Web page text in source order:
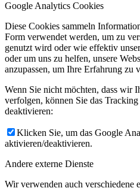
Google Analytics Cookies
Diese Cookies sammeln
Form verwendet werden, um zu
genutzt wird oder wie effektiv
oder um uns zu helfen, unsere
anzupassen, um Ihre Erfahrung zu
Wenn Sie nicht möchten, dass wir
verfolgen, können Sie das
deaktivieren:
Klicken Sie, um das Google
aktivieren/deaktivieren.
Andere externe Dienste
Wir verwenden auch verschiedene